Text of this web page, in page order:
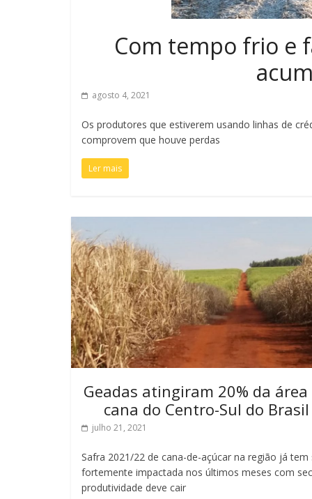
Com tempo frio e
agosto 4, 2021
Os produtores que estiverem usando linhas de
comprovem que houve perdas
Ler mais
Geadas atingiram 20% da área
cana do Centro-Sul do Brasil
julho 21, 2021
Safra 2021/22 de cana-de-açúcar na região já tem
fortemente impactada nos últimos meses com
produtividade deve cair